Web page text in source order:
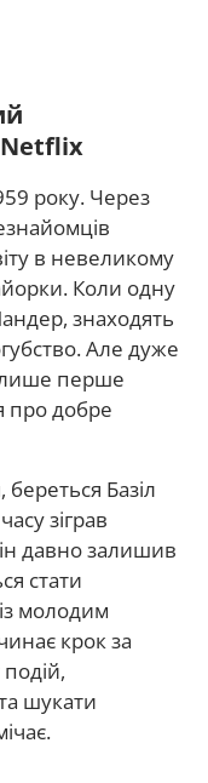
Netflix
року. Через
в невеликому
Коли одну
знаходять
Але дуже
лише перше
про добре
Базіл
зіграв
давно залишив
стати
молодим
крок за
шукати